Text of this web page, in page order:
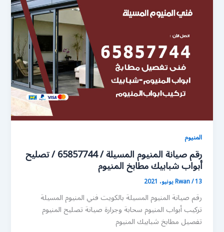
المنيوم
رقم صيانة المنيوم المسيلة / 65857744 / تصليح
أبواب شبابيك مطابخ المنيوم
Rwan/13 يونيو، 2021
رقم صيانة المنيوم المسيلة بالكويت فني المنيوم المسيلة
تركيب أبواب المنيوم سحابة وجرارة صيانة تصليح المنيوم
تفصيل مطابخ شبابيك المنيوم